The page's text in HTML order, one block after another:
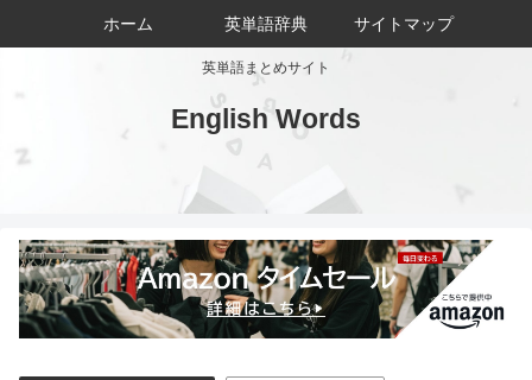
英単語まとめサイト
English Words
ホーム 英単語辞典 サイトマップ